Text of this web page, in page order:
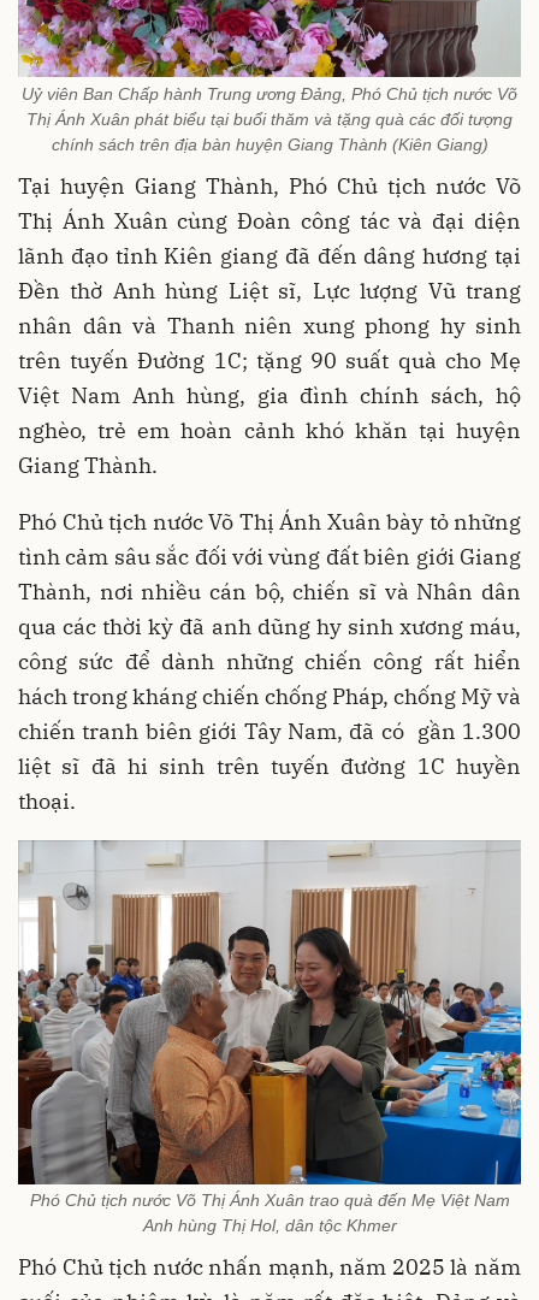
Uỷ viên Ban Chấp hành Trung ương Đảng, Phó Chủ tịch nước Võ
Thị Ánh Xuân phát biểu tại buổi thăm và tặng quà các đối tượng
chính sách trên địa bàn huyện Giang Thành (Kiên Giang)
Tại huyện Giang Thành, Phó Chủ tịch nước Võ
Thị Ánh Xuân cùng Đoàn công tác và đại diện
lãnh đạo tỉnh Kiên giang đã đến dâng hương tại
Đền thờ Anh hùng Liệt sĩ, Lực lượng Vũ trang
nhân dân và Thanh niên xung phong hy sinh
trên tuyến Đường 1C; tặng 90 suất quà cho Mẹ
Việt Nam Anh hùng, gia đình chính sách, hộ
nghèo, trẻ em hoàn cảnh khó khăn tại huyện
Giang Thành.
Phó Chủ tịch nước Võ Thị Ánh Xuân bày tỏ những
tình cảm sâu sắc đối với vùng đất biên giới Giang
Thành, nơi nhiều cán bộ, chiến sĩ và Nhân dân
qua các thời kỳ đã anh dũng hy sinh xương máu,
công sức để dành những chiến công rất hiển
hách trong kháng chiến chống Pháp, chống Mỹ và
chiến tranh biên giới Tây Nam, đã có gần 1.300
liệt sĩ đã hi sinh trên tuyến đường 1C huyền
thoại.
Phó Chủ tịch nước Võ Thị Ánh Xuân trao quà đến Mẹ Việt Nam
Anh hùng Thị Hol, dân tộc Khmer
Phó Chủ tịch nước nhấn mạnh, năm 2025 là năm